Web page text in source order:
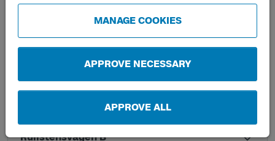
MANAGE COOKIES
APPROVE NECESSARY
APPROVE ALL
Råstensvägen A
Råstensvägen B
Rullstensvägen B